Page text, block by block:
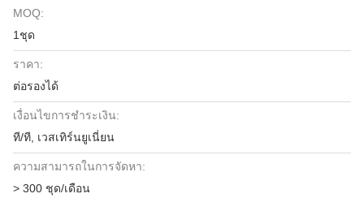
MOQ:
1ชุด
ราคา:
ต่อรองได้
เงื่อนไขการชำระเงิน:
ที/ที, เวสเทิร์นยูเนี่ยน
ความสามารถในการจัดหา:
> 300 ชุด/เดือน